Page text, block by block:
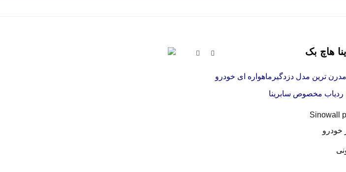
هاچ بک
ترین مدل دزدگیرماهواره ای خودرو
ردیاب مخصوص سابرینا
خودرو